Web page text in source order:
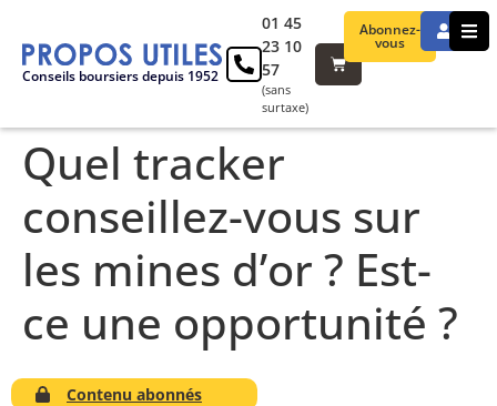
Conseils boursiers depuis 1952
Abonnez-
vous
01 45
23 10
57
(sans
surtaxe)
Quel tracker
conseillez-vous sur
les mines d’or ? Est-
ce une opportunité ?
Contenu abonnés